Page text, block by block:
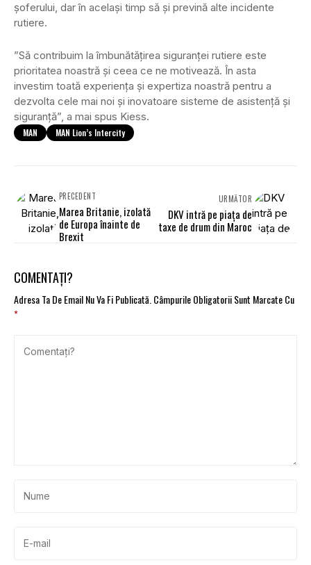
șoferului, dar în același timp să și prevină alte incidente
rutiere.
”Să contribuim la îmbunătățirea siguranței rutiere este
prioritatea noastră și ceea ce ne motivează. În asta
investim toată experiența și expertiza noastră pentru a
dezvolta cele mai noi și inovatoare sisteme de asistență și
siguranță”, a mai spus Kiess.
MAN MAN Lion’s Intercity
PRECEDENT
Marea Britanie, izolată
de Europa înainte de
Brexit
URMĂTOR
DKV intră pe piața de
taxe de drum din Maroc
COMENTAȚI?
Adresa Ta De Email Nu Va Fi Publicată. Câmpurile Obligatorii Sunt Marcate Cu
*